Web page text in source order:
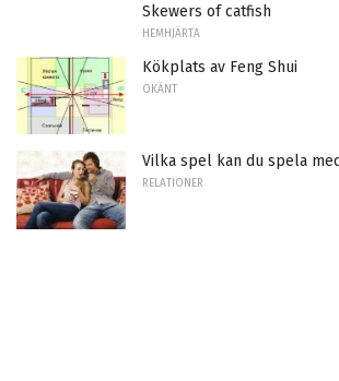
Skewers of catfish
HEMHJÄRTA
Kökplats av Feng Shui
OKÄNT
Vilka spel kan du spela
RELATIONER